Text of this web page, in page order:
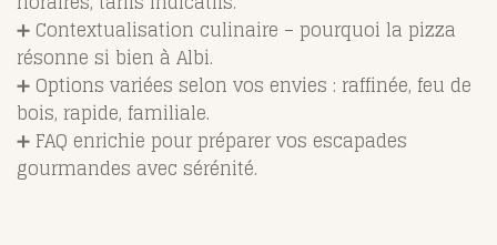
➕ Contextualisation culinaire – pourquoi la pizza
résonne si bien à Albi.
➕ Options variées selon vos envies : raffinée, feu de
bois, rapide, familiale.
➕ FAQ enrichie pour préparer vos escapades
gourmandes avec sérénité.